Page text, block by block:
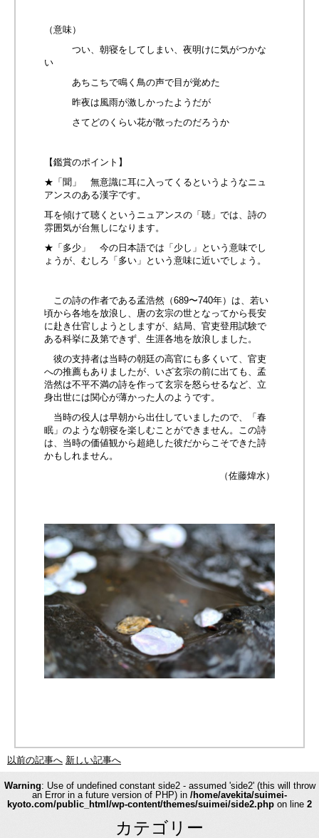
（意味）
つい、朝寝をしてしまい、夜明けに気がつかな
い
あちこちで鳴く鳥の声で目が覚めた
昨夜は風雨が激しかったようだが
さてどのくらい花が散ったのだろうか
【鑑賞のポイント】
★「聞」 無意識に耳に入ってくるというようなニュ
アンスのある漢字です。
耳を傾けて聴くというニュアンスの「聴」では、詩の
雰囲気が台無しになります。
★「多少」 今の日本語では「少し」という意味でし
ょうが、むしろ「多い」という意味に近いでしょう。
この詩の作者である孟浩然（689〜740年）は、若い
頃から各地を放浪し、唐の玄宗の世となってから長安
に赴き仕官しようとしますが、結局、官吏登用試験で
ある科挙に及第できず、生涯各地を放浪しました。
彼の支持者は当時の朝廷の高官にも多くいて、官吏
への推薦もありましたが、いざ玄宗の前に出ても、孟
浩然は不平不満の詩を作って玄宗を怒らせるなど、立
身出世には関心が薄かった人のようです。
当時の役人は早朝から出仕していましたので、「春
眠」のような朝寝を楽しむことができません。この詩
は、当時の価値観から超絶した彼だからこそできた詩
かもしれません。
（佐藤煒水）
以前の記事へ 新しい記事へ
Warning: Use of undefined constant side2 - assumed 'side2' (this will throw
an Error in a future version of PHP) in /home/avekita/suimei-
kyoto.com/public_html/wp-content/themes/suimei/side2.php on line 2
カテゴリー